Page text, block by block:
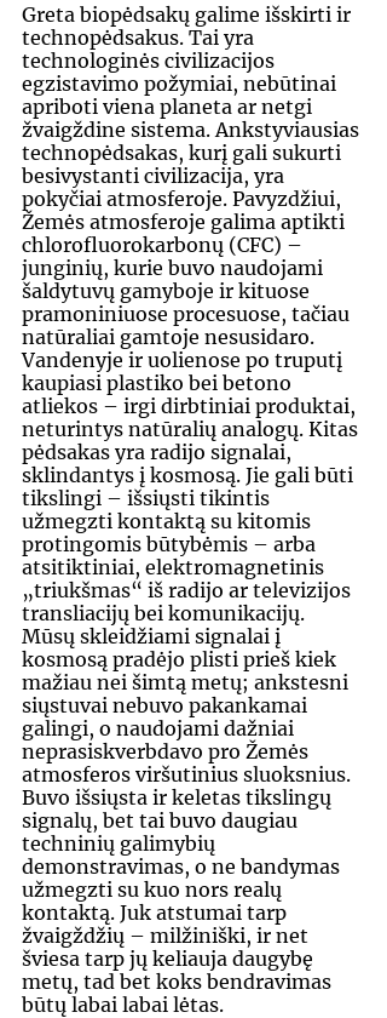
Greta biopėdsakų galime išskirti ir
technopėdsakus. Tai yra
technologinės civilizacijos
egzistavimo požymiai, nebūtinai
apriboti viena planeta ar netgi
žvaigždine sistema. Ankstyviausias
technopėdsakas, kurį gali sukurti
besivystanti civilizacija, yra
pokyčiai atmosferoje. Pavyzdžiui,
Žemės atmosferoje galima aptikti
chlorofluorokarbonų (CFC) –
junginių, kurie buvo naudojami
šaldytuvų gamyboje ir kituose
pramoniniuose procesuose, tačiau
natūraliai gamtoje nesusidaro.
Vandenyje ir uolienose po truputį
kaupiasi plastiko bei betono
atliekos – irgi dirbtiniai produktai,
neturintys natūralių analogų. Kitas
pėdsakas yra radijo signalai,
sklindantys į kosmosą. Jie gali būti
tikslingi – išsiųsti tikintis
užmegzti kontaktą su kitomis
protingomis būtybėmis – arba
atsitiktiniai, elektromagnetinis
„triukšmas“ iš radijo ar televizijos
transliacijų bei komunikacijų.
Mūsų skleidžiami signalai į
kosmosą pradėjo plisti prieš kiek
mažiau nei šimtą metų; ankstesni
siųstuvai nebuvo pakankamai
galingi, o naudojami dažniai
neprasiskverbdavo pro Žemės
atmosferos viršutinius sluoksnius.
Buvo išsiųsta ir keletas tikslingų
signalų, bet tai buvo daugiau
techninių galimybių
demonstravimas, o ne bandymas
užmegzti su kuo nors realų
kontaktą. Juk atstumai tarp
žvaigždžių – milžiniški, ir net
šviesa tarp jų keliauja daugybę
metų, tad bet koks bendravimas
būtų labai labai lėtas.